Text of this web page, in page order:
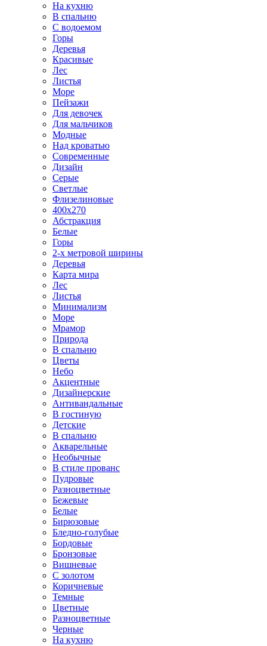
На кухню
В спальню
С водоемом
Горы
Деревья
Красивые
Лес
Листья
Море
Пейзажи
Для девочек
Для мальчиков
Модные
Над кроватью
Современные
Дизайн
Серые
Светлые
Флизелиновые
400х270
Абстракция
Белые
Горы
2-х метровой ширины
Деревья
Карта мира
Лес
Листья
Минимализм
Море
Мрамор
Природа
В спальню
Цветы
Небо
Акцентные
Дизайнерские
Антивандальные
В гостиную
Детские
В спальню
Акварельные
Необычные
В стиле прованс
Пудровые
Разноцветные
Бежевые
Белые
Бирюзовые
Бледно-голубые
Бордовые
Бронзовые
Вишневые
С золотом
Коричневые
Темные
Цветные
Разноцветные
Черные
На кухню